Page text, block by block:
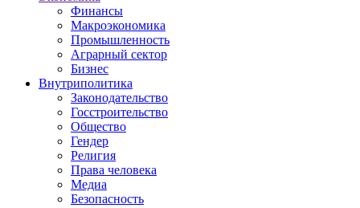
Финансы
Макроэкономика
Промышленность
Аграрный сектор
Бизнес
Внутриполитика
Законодательство
Госстроительство
Общество
Гендер
Религия
Права человека
Медиа
Безопасность